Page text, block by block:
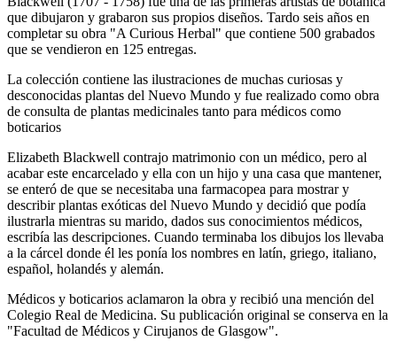
que dibujaron y grabaron sus propios diseños. Tardo seis años en
completar su obra "A Curious Herbal" que contiene 500 grabados
que se vendieron en 125 entregas.
La colección contiene las ilustraciones de muchas curiosas y
desconocidas plantas del Nuevo Mundo y fue realizado como obra
de consulta de plantas medicinales tanto para médicos como
boticarios
Elizabeth Blackwell contrajo matrimonio con un médico, pero al
acabar este encarcelado y ella con un hijo y una casa que mantener,
se enteró de que se necesitaba una farmacopea para mostrar y
describir plantas exóticas del Nuevo Mundo y decidió que podía
ilustrarla mientras su marido, dados sus conocimientos médicos,
escribía las descripciones. Cuando terminaba los dibujos los llevaba
a la cárcel donde él les ponía los nombres en latín, griego, italiano,
español, holandés y alemán.
Médicos y boticarios aclamaron la obra y recibió una mención del
Colegio Real de Medicina. Su publicación original se conserva en la
"Facultad de Médicos y Cirujanos de Glasgow".